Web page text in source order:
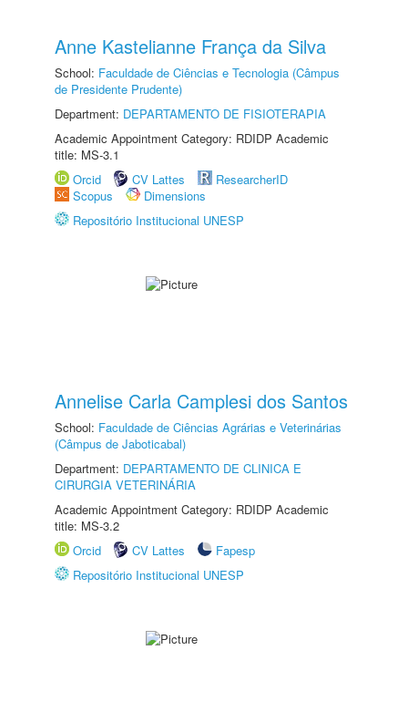
Anne Kastelianne França da Silva
School: Faculdade de Ciências e Tecnologia (Câmpus
de Presidente Prudente)
Department: DEPARTAMENTO DE FISIOTERAPIA
Academic Appointment Category: RDIDP Academic
title: MS-3.1
Orcid
CV Lattes
ResearcherID
Scopus
Dimensions
Repositório Institucional UNESP
Annelise Carla Camplesi dos Santos
School: Faculdade de Ciências Agrárias e Veterinárias
(Câmpus de Jaboticabal)
Department: DEPARTAMENTO DE CLINICA E
CIRURGIA VETERINÁRIA
Academic Appointment Category: RDIDP Academic
title: MS-3.2
Orcid
CV Lattes
Fapesp
Repositório Institucional UNESP